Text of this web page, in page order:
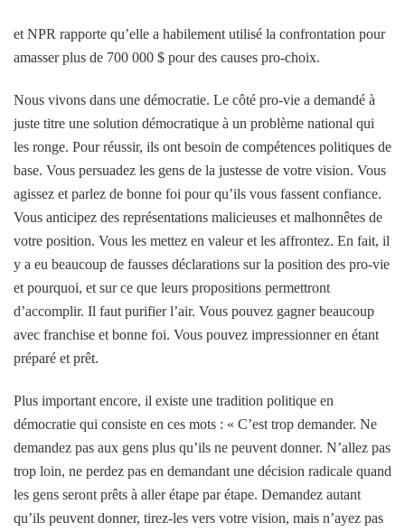
et NPR rapporte qu’elle a habilement utilisé la confrontation pour
amasser plus de 700 000 $ pour des causes pro-choix.
Nous vivons dans une démocratie. Le côté pro-vie a demandé à
juste titre une solution démocratique à un problème national qui
les ronge. Pour réussir, ils ont besoin de compétences politiques de
base. Vous persuadez les gens de la justesse de votre vision. Vous
agissez et parlez de bonne foi pour qu’ils vous fassent confiance.
Vous anticipez des représentations malicieuses et malhonnêtes de
votre position. Vous les mettez en valeur et les affrontez. En fait, il
y a eu beaucoup de fausses déclarations sur la position des pro-vie
et pourquoi, et sur ce que leurs propositions permettront
d’accomplir. Il faut purifier l’air. Vous pouvez gagner beaucoup
avec franchise et bonne foi. Vous pouvez impressionner en étant
préparé et prêt.
Plus important encore, il existe une tradition politique en
démocratie qui consiste en ces mots : « C’est trop demander. Ne
demandez pas aux gens plus qu’ils ne peuvent donner. N’allez pas
trop loin, ne perdez pas en demandant une décision radicale quand
les gens seront prêts à aller étape par étape. Demandez autant
qu’ils peuvent donner, tirez-les vers votre vision, mais n’ayez pas